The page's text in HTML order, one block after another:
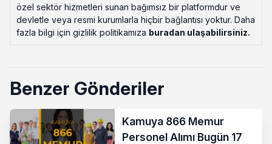
özel sektör hizmetleri sunan bağımsız bir platformdur ve
devletle veya resmi kurumlarla hiçbir bağlantısı yoktur. Daha
fazla bilgi için gizlilik politikamıza buradan ulaşabilirsiniz.
Benzer Gönderiler
Kamuya 866 Memur
Personel Alımı Bugün 17